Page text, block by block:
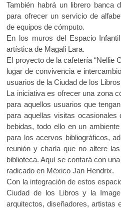
También habrá un librero banca
para ofrecer un servicio de
de equipos de cómputo.
En los muros del Espacio
artística de Magali Lara.
El proyecto de la cafetería “Nellie
lugar de convivencia e
usuarios de la Ciudad de los
La iniciativa es ofrecer una zona
para aquellos usuarios que
para aquellas visitas
bebidas, todo ello en un
para los acervos bibliográficos,
reunión y charla que no altere
biblioteca. Aquí se contará con
radicado en México Jan Hendrix.
Con la integración de estos
Ciudad de los Libros y la
arquitectos, diseñadores, artistas